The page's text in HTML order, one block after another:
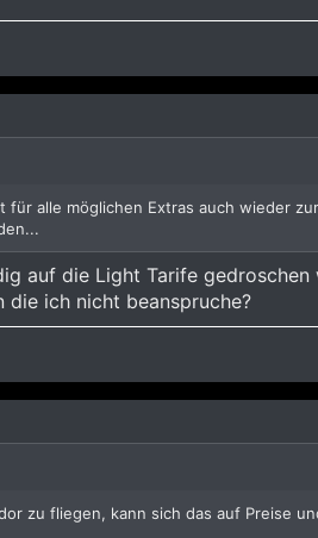
alle möglichen Extras auch wieder
auf die Light Tarife
die ich nicht beanspruche?
zu fliegen, kann sich das auf Preise